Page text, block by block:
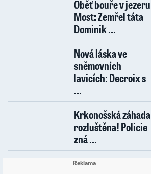
Oběť bouře v jezeru
Most: Zemřel táta
Dominik ...
Nová láska ve
sněmovních
lavicích: Decroix s
...
Krkonošská záhada
rozluštěna! Policie
zná ...